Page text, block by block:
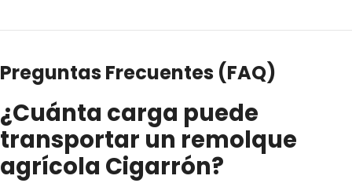
Preguntas Frecuentes (FAQ)
¿Cuánta carga puede
transportar un remolque
agrícola Cigarrón?